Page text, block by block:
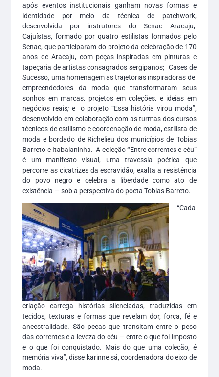
após eventos institucionais ganham novas formas e
identidade por meio da técnica de patchwork,
desenvolvida por instrutores do Senac Aracaju;
Cajuístas, formado por quatro estilistas formados pelo
Senac, que participaram do projeto da celebração de 170
anos de Aracaju, com peças inspiradas em pinturas e
tapeçaria de artistas consagrados sergipanos; Cases de
Sucesso, uma homenagem às trajetórias inspiradoras de
empreendedores da moda que transformaram seus
sonhos em marcas, projetos em coleções, e ideias em
negócios reais;e o projeto “Essa história virou moda”,
desenvolvido em colaboração com as turmas dos cursos
técnicos de estilismo e coordenação de moda, estilista de
moda e bordado de Richelieu dos municípios de Tobias
Barreto e Itabaianinha. A coleção“Entre correntes e céu”
é um manifesto visual, uma travessia poética que
percorre as cicatrizes da escravidão, exalta a resistência
do povo negro e celebra a liberdade como ato de
existência — sob a perspectiva do poeta Tobias Barreto.
“Cada
criação carrega histórias silenciadas, traduzidas em
tecidos, texturas e formas que revelam dor, força, fé e
ancestralidade. São peças que transitam entre o peso
das correntes e a leveza do céu — entre o que foi imposto
e o que foi conquistado. Mais do que uma coleção, é
memória viva”, disse karinne sá, coordenadora do eixo de
moda.